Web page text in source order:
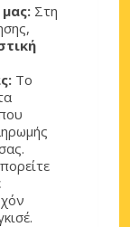
Στη
Το